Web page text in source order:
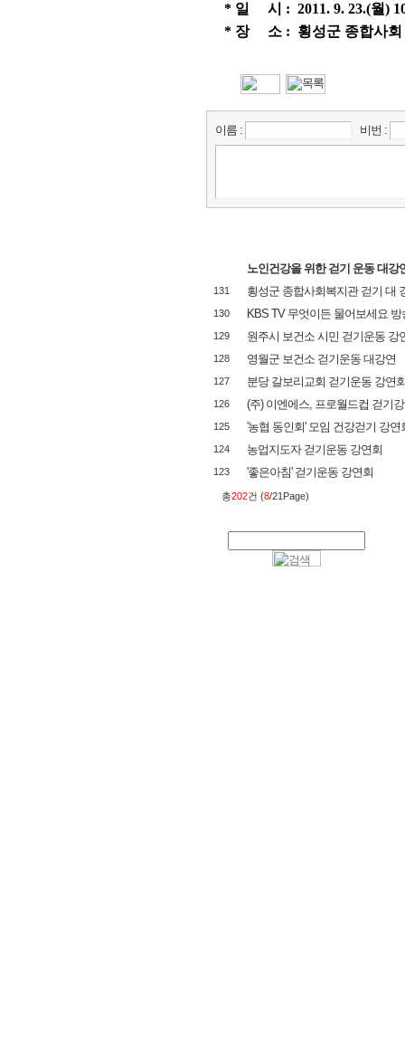
* 일 시 : 2011. 9. 23.(월)
* 장 소 : 횡성군 종합사회
이름 : 비번 :
노인건강을 위한 걷기 운동 대강
131 횡성군 종합사회복지관 걷기 대
130 KBS TV 무엇이든 물어보세요 방
129 원주시 보건소 시민 걷기운동 강
128 영월군 보건소 걷기운동 대강연
127 분당 갈보리교회 걷기운동 강연
126 (주) 이엔에스, 프로월드컵 걷기
125 '농협 동인회' 모임 건강걷기 강연
124 농업지도자 걷기운동 강연회
123 '좋은아침' 걷기운동 강연회
총202건 (8/21Page)